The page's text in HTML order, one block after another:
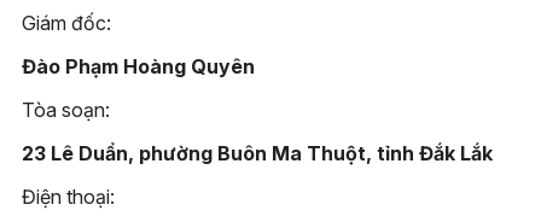
Giám đốc:
Đào Phạm Hoàng Quyên
Tòa soạn:
23 Lê Duẩn, phường Buôn Ma Thuột, tỉnh Đắk Lắk
Điện thoại: